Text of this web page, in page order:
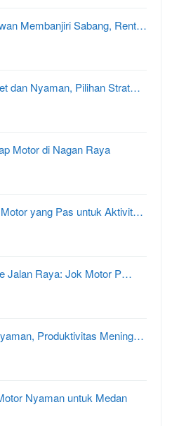
Membanjiri Sabang, Rent…
dan Nyaman, Pilihan Strat…
Motor di Nagan Raya
yang Pas untuk Aktivit…
Jalan Raya: Jok Motor P…
Produktivitas Mening…
Nyaman untuk Medan